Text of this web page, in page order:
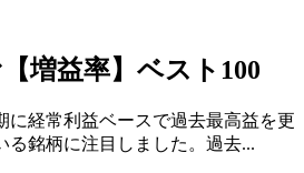
増益率】ベスト100
に経常利益ベースで過去最高益を更
る銘柄に注目しました。過去...